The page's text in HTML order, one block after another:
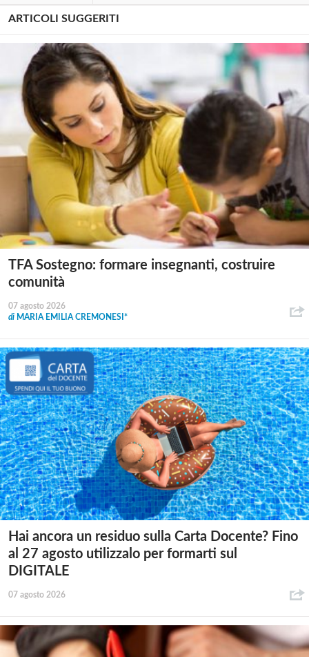
ARTICOLI SUGGERITI
TFA Sostegno: formare insegnanti, costruire
comunità
07 agosto 2026
di MARIA EMILIA CREMONESI*
Hai ancora un residuo sulla Carta Docente? Fino
al 27 agosto utilizzalo per formarti sul
DIGITALE
07 agosto 2026